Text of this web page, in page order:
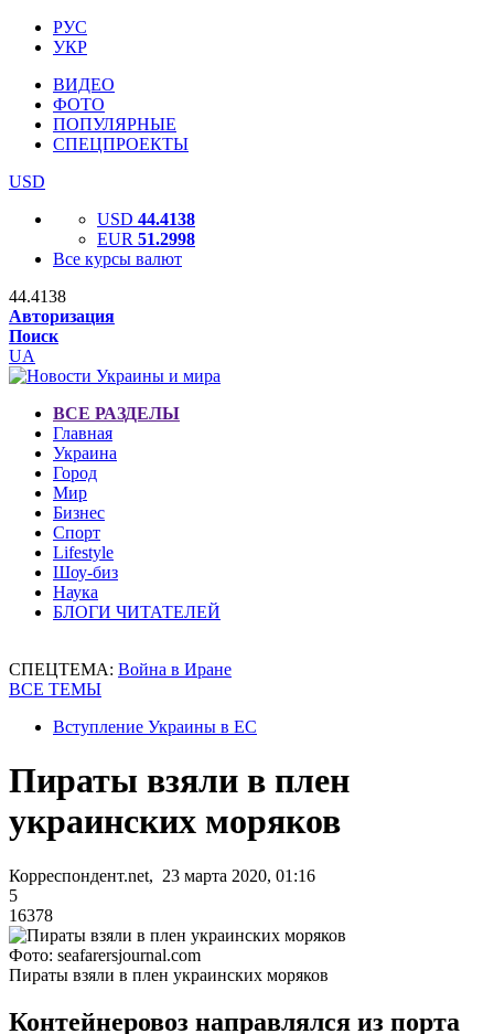
РУС
УКР
ВИДЕО
ФОТО
ПОПУЛЯРНЫЕ
СПЕЦПРОЕКТЫ
USD
USD 44.4138
EUR 51.2998
Все курсы валют
44.4138
Авторизация
Поиск
UA
ВСЕ РАЗДЕЛЫ
Главная
Украина
Город
Мир
Бизнес
Спорт
Lifestyle
Шоу-биз
Наука
БЛОГИ ЧИТАТЕЛЕЙ
СПЕЦТЕМА: Война в Иране
ВСЕ ТЕМЫ
Вступление Украины в ЕС
Пираты взяли в плен
украинских моряков
Корреспондент.net, 23 марта 2020, 01:16
5
16378
Фото: seafarersjournal.com
Пираты взяли в плен украинских моряков
Контейнеровоз направлялся из порта